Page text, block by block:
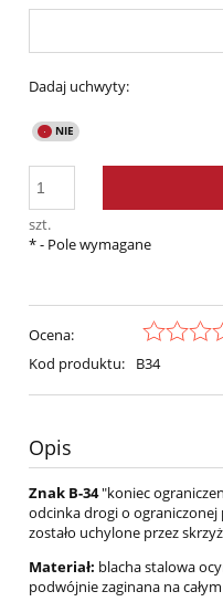
Dadaj uchwyty:
szt.
*- Pole wymagane
Ocena:
Kod produktu:
B34
Opis
Znak B-34"koniec
odcinka drogi o ograniczonej
zostało uchylone przez
Materiał: blacha stalowa
podwójnie zaginana na